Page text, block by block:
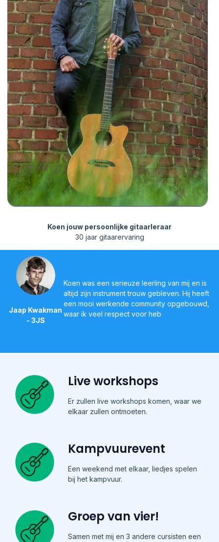
Koen jouw persoonlijke gitaarleraar
30 jaar gitaarervaring
Jaap Kwakman
- 3JS
Koen was een serieuze leerling van mij en is
altijd zijn instrument trouw gebleven. Hij heeft
een mooi werkende community opgebouwd,
waar ik veel respect voor heb
Live workshops
Er zullen live workshops komen, waar we
elkaar zullen ontmoeten.
Kampvuurevent
Een weekend met elkaar, liedjes spelen
bij het kampvuur.
Groep van vier!
Samen met mij en 3 andere cursisten een